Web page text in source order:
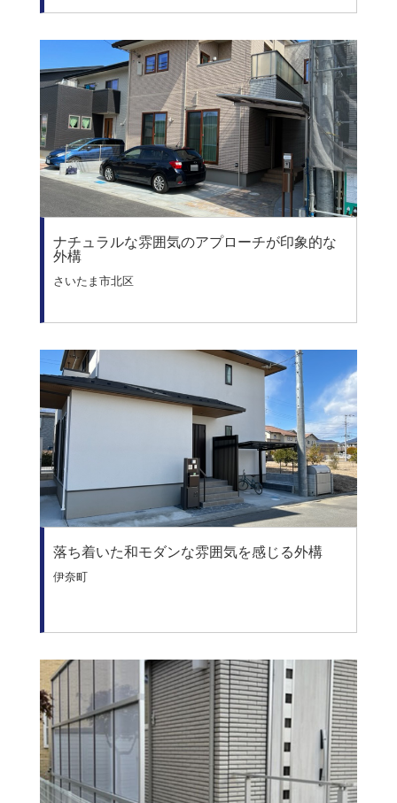
ナチュラルな雰囲気のアプローチが印象的な
外構
さいたま市北区
落ち着いた和モダンな雰囲気を感じる外構
伊奈町